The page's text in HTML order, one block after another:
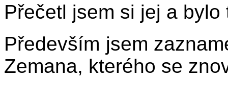
Přečetl jsem si jej a
Především jsem
Zemana, kterého se